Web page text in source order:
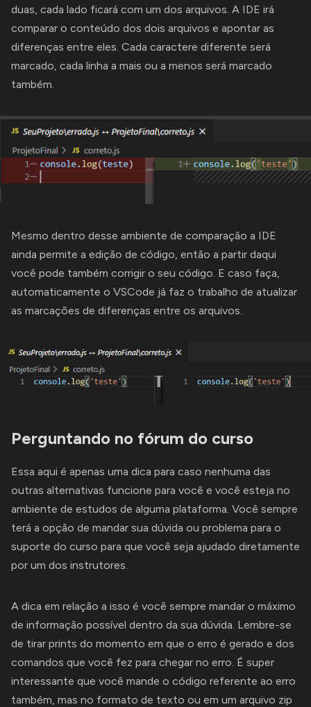
duas, cada lado ficará com um dos arquivos. A IDE irá
comparar o conteúdo dos dois arquivos e apontar as
diferenças entre eles. Cada caractere diferente será
marcado, cada linha a mais ou a menos será marcado
também.
Mesmo dentro desse ambiente de comparação a IDE
ainda permite a edição de código, então a partir daqui
você pode também corrigir o seu código. E caso faça,
automaticamente o VSCode já faz o trabalho de atualizar
as marcações de diferenças entre os arquivos.
Perguntando no fórum do curso
Essa aqui é apenas uma dica para caso nenhuma das
outras alternativas funcione para você e você esteja no
ambiente de estudos de alguma plataforma. Você sempre
terá a opção de mandar sua dúvida ou problema para o
suporte do curso para que você seja ajudado diretamente
por um dos instrutores.
A dica em relação a isso é você sempre mandar o máximo
de informação possível dentro da sua dúvida. Lembre-se
de tirar prints do momento em que o erro é gerado e dos
comandos que você fez para chegar no erro. É super
interessante que você mande o código referente ao erro
também, mas no formato de texto ou em um arquivo zip